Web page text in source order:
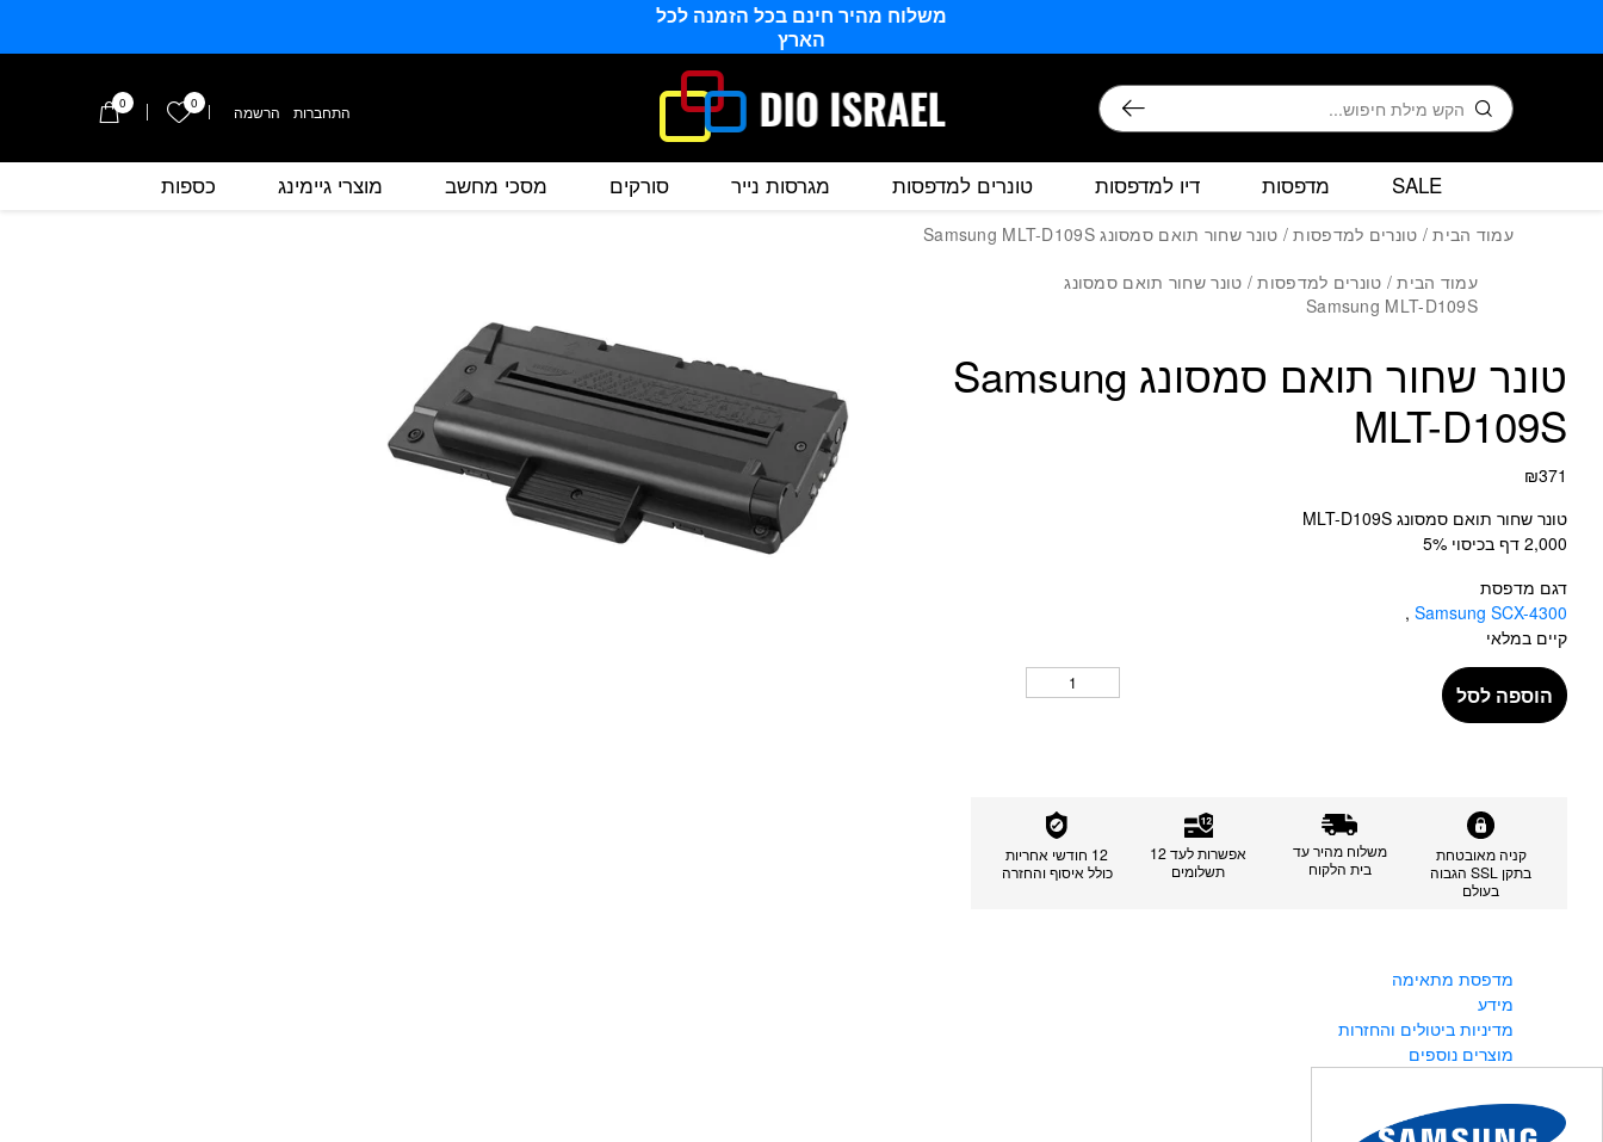
משלוח מהיר חינם בכל הזמנה לכל
הארץ
התחברות הרשמה 0 הרשימה שלי
0 חיפוש
SALE מדפסות דיו למדפסות טונרים למדפסות מגרסות נייר סורקים מסכי מחשב מוצרי גיימינג כספות
עמוד הבית/ טונרים למדפסות/ טונר שחור תואם סמסונג Samsung MLT-D109S
עמוד הבית/ טונרים למדפסות/ טונר שחור תואם סמסונג
Samsung MLT-D109S
טונר שחור תואם סמסונג Samsung
MLT-D109S
₪371
טונר שחור תואם סמסונג MLT-D109S
2,000 דף בכיסוי 5%
דגם מדפסת
Samsung SCX-4300
,
קיים במלאי
כמות טונר שחור תואם סמסונג Samsung MLT-D109S
הוספה לסל
קניה מאובטחת
בתקן SSL הגבוה
בעולם
משלוח מהיר עד
בית הלקוח
אפשרות לעד 12
תשלומים
12 חודשי אחריות
כולל איסוף והחזרה
מדפסת מתאימה
מידע
מדיניות ביטולים והחזרות
מוצרים נוספים